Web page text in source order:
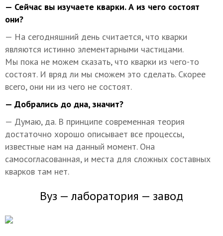
— Сейчас вы изучаете кварки. А из чего состоят
они?
— На сегодняшний день считается, что кварки
являются истинно элементарными частицами.
Мы пока не можем сказать, что кварки из чего-то
состоят. И вряд ли мы сможем это сделать. Скорее
всего, они ни из чего не состоят.
— Добрались до дна, значит?
— Думаю, да. В принципе современная теория
достаточно хорошо описывает все процессы,
известные нам на данный момент. Она
самосогласованная, и места для сложных составных
кварков там нет.
Вуз — лаборатория — завод